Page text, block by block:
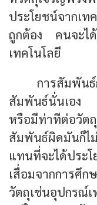
ประโยชน์จากเท
ถูกต้อง คนจะได้
เทคโนโลยี
การสัมพันธ์
สัมพันธ์นั่นเอง
หรือมีท่าทีต่อวั
สัมพันธ์ผิดมันก็ไ
แทนที่จะได้ประ
เสื่อมจากการ
วัตถุเช่นอุปกรณ์